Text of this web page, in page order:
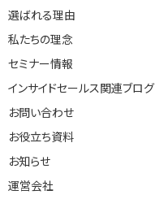
選ばれる理由
私たちの理念
セミナー情報
インサイドセールス関連ブログ
お問い合わせ
お役立ち資料
お知らせ
運営会社